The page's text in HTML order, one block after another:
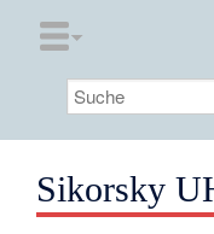
Sikorsky